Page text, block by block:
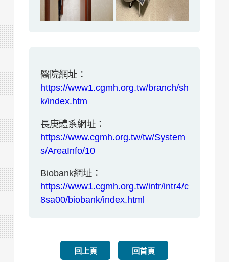
醫院網址：
https://www1.cgmh.org.tw/branch/sh
k/index.htm
長庚體系網址：
https://www.cgmh.org.tw/tw/System
s/AreaInfo/10
Biobank網址：
https://www1.cgmh.org.tw/intr/intr4/c
8sa00/biobank/index.html
回上頁 回首頁